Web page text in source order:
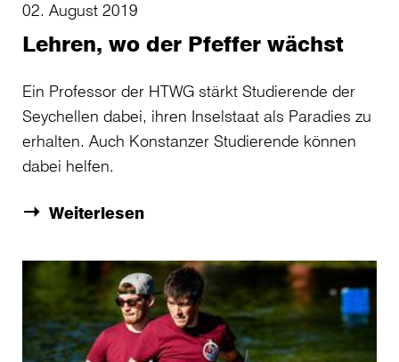
02. August 2019
Lehren, wo der Pfeffer wächst
Ein Professor der HTWG stärkt Studierende der
Seychellen dabei, ihren Inselstaat als Paradies zu
erhalten. Auch Konstanzer Studierende können
dabei helfen.
Weiterlesen